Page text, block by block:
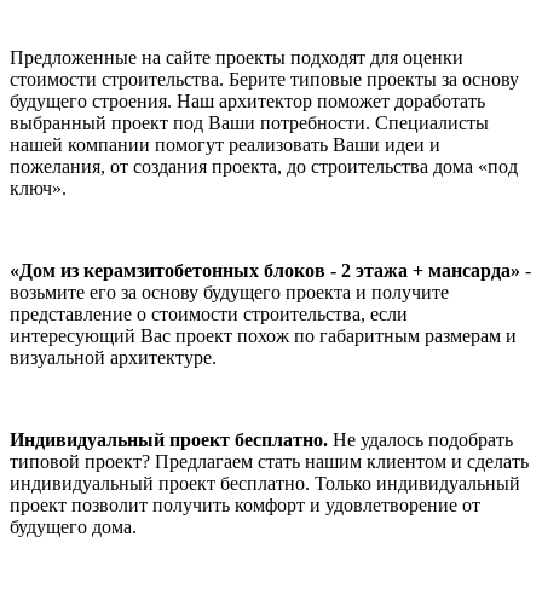
Предложенные на сайте проекты подходят для оценки
стоимости строительства. Берите типовые проекты за основу
будущего строения. Наш архитектор поможет доработать
выбранный проект под Ваши потребности. Специалисты
нашей компании помогут реализовать Ваши идеи и
пожелания, от создания проекта, до строительства дома «под
ключ».
«Дом из керамзитобетонных блоков - 2 этажа + мансарда» -
возьмите его за основу будущего проекта и получите
представление о стоимости строительства, если
интересующий Вас проект похож по габаритным размерам и
визуальной архитектуре.
Индивидуальный проект бесплатно. Не удалось подобрать
типовой проект? Предлагаем стать нашим клиентом и сделать
индивидуальный проект бесплатно. Только индивидуальный
проект позволит получить комфорт и удовлетворение от
будущего дома.